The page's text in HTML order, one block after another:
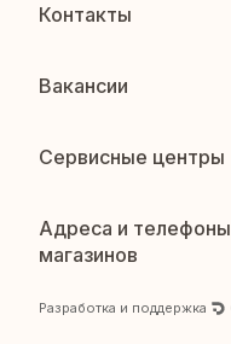
Контакты
Вакансии
Сервисные центры
Адреса и телефоны
магазинов
Разработка и поддержка